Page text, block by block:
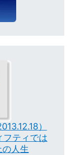
）
フティでは
人生